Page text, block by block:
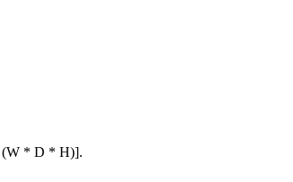
(W * D * H)].